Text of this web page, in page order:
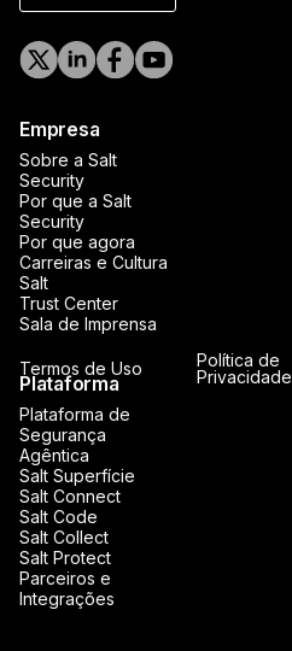
Empresa
Sobre a Salt
Security
Por que a Salt
Security
Por que agora
Carreiras e Cultura
Salt
Trust Center
Sala de Imprensa
Plataforma
Plataforma de
Segurança
Agêntica
Salt Superfície
Salt Connect
Salt Code
Salt Collect
Salt Protect
Parceiros e
Integrações
Termos de Uso
Política de
Privacidade